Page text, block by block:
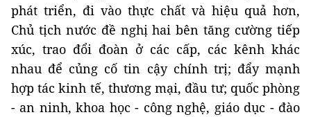
phát triển, đi vào thực chất và hiệu quả hơn,
Chủ tịch nước đề nghị hai bên tăng cường tiếp
xúc, trao đổi đoàn ở các cấp, các kênh khác
nhau để củng cố tin cậy chính trị; đẩy mạnh
hợp tác kinh tế, thương mại, đầu tư; quốc phòng
- an ninh, khoa học - công nghệ, giáo dục - đào